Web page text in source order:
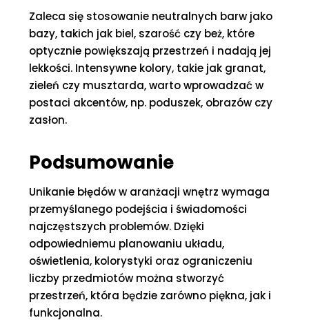
Zaleca się stosowanie neutralnych barw jako
bazy, takich jak biel, szarość czy beż, które
optycznie powiększają przestrzeń i nadają jej
lekkości. Intensywne kolory, takie jak granat,
zieleń czy musztarda, warto wprowadzać w
postaci akcentów, np. poduszek, obrazów czy
zasłon.
Podsumowanie
Unikanie błędów w aranżacji wnętrz wymaga
przemyślanego podejścia i świadomości
najczęstszych problemów. Dzięki
odpowiedniemu planowaniu układu,
oświetlenia, kolorystyki oraz ograniczeniu
liczby przedmiotów można stworzyć
przestrzeń, która będzie zarówno piękna, jak i
funkcjonalna.